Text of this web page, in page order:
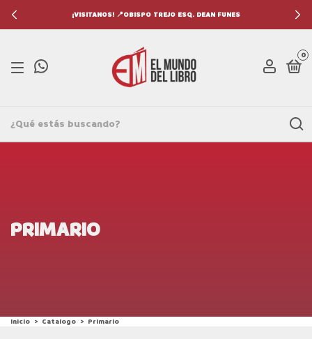
¡VISITANOS! 📍OBISPO TREJO ESQ. DEAN FUNES
0
PRIMARIO
Inicio > Catalogo > Primario